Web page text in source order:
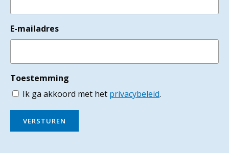
E-mailadres
Toestemming
Ik ga akkoord met het privacybeleid.
VERSTUREN